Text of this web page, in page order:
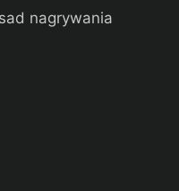
nagrywania